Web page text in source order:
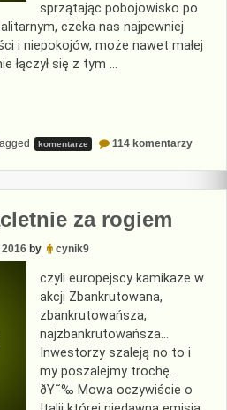
sprzątając pobojowisko po
czeka nas najpewniej
i niepokojów, może nawet małej
łączył się z tym …
komentarze 114 komentarzydo
za rogiem
by cynik9
czyli europejscy kamikaze w
akcji Zbankrutowana,
zbankrutowańsza,
najzbankrutowańsza…
Inwestorzy szaleją no to i
my poszalejmy trochę…
ðŸ˜‰ Mowa oczywiście o